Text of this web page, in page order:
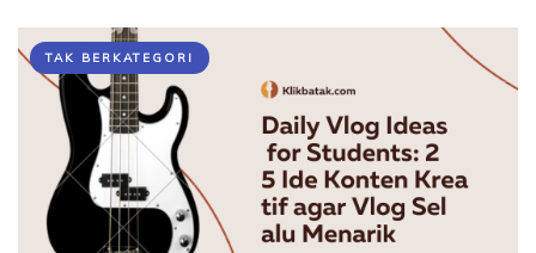
TAK BERKATEGORI